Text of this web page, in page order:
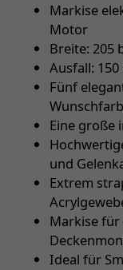
Markise
Motor
Breite: 205
Ausfall: 150
Fünf
Eine große
und
Extrem
Markise
Ideal für